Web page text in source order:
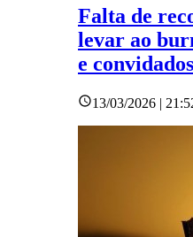
Falta de
levar ao
e convidados
13/03/2026 |